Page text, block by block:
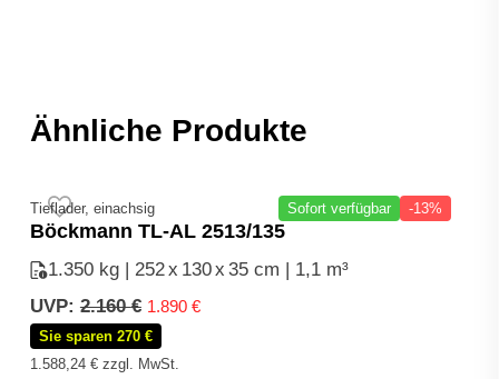
Ähnliche Produkte
Sofort verfügbar -13%
Tieflader, einachsig
Böckmann TL-AL 2513/135
1.350 kg | 252x130x35 cm | 1,1 m³
UVP: 2.160€ Ursprünglicher
Preis
war:
2.160 €
1.890 €
Sie sparen 270 €
1.588,24 €zzgl. MwSt.